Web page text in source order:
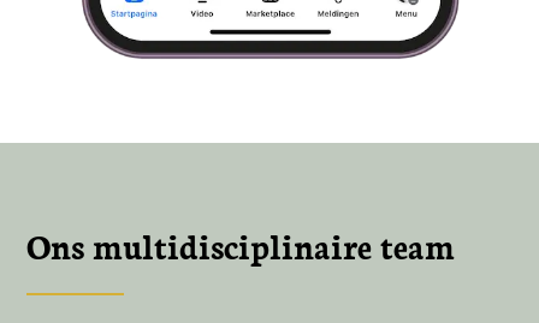
Ons multidisciplinaire team